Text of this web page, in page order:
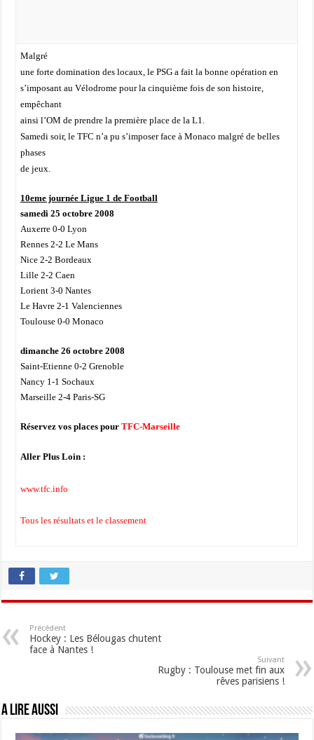
Malgré
une forte domination des locaux, le PSG a fait la bonne opération en
s’imposant au Vélodrome pour la cinquième fois de son histoire,
empêchant
ainsi l’OM de prendre la première place de la L1.
Samedi soir, le TFC n’a pu s’imposer face à Monaco malgré de belles
phases
de jeux.
10eme journée Ligue 1 de Football
samedi 25 octobre 2008
Auxerre 0-0 Lyon
Rennes 2-2 Le Mans
Nice 2-2 Bordeaux
Lille 2-2 Caen
Lorient 3-0 Nantes
Le Havre 2-1 Valenciennes
Toulouse 0-0 Monaco
dimanche 26 octobre 2008
Saint-Etienne 0-2 Grenoble
Nancy 1-1 Sochaux
Marseille 2-4 Paris-SG
Réservez vos places pour TFC-Marseille
Aller Plus Loin :
www.tfc.info
Tous les résultats et le classement
Précédent
Hockey : Les Bélougas chutent
face à Nantes !
Suivant
Rugby : Toulouse met fin aux
rêves parisiens !
A lire aussi